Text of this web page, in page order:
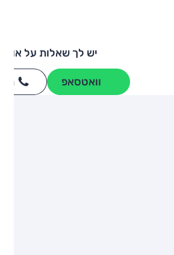
יש לך שאלות על אודי A3?
וואטסאפ חייגו
מותגים מתחרים